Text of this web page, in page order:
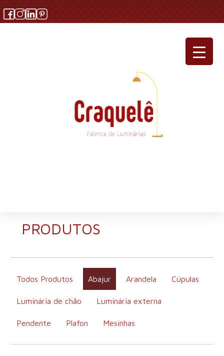
PRODUTOS
Todos Produtos Abajur Arandela Cúpulas
Luminária de chão Luminária externa
Pendente Plafon Mesinhas